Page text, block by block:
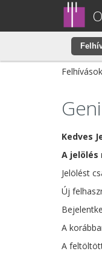
Felhívások
Kedves
A jelölés
Jelölést
Új
A
A